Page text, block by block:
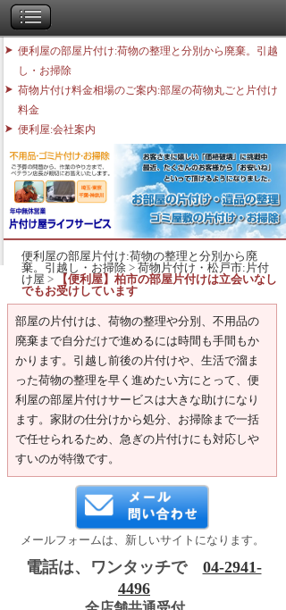
便利屋の部屋片付け:荷物の整理と分別から廃棄。引越
し・お掃除
荷物片付け料金相場のご案内:部屋の荷物丸ごと片付け
料金
便利屋:会社案内
便利屋の部屋片付け:荷物の整理と分別から廃
棄。引越し・お掃除 > 荷物片付け・松戸市:片付
け屋 >
【便利屋】柏市の部屋片付けは立会いなし
でもお受けしています
部屋の片付けは、荷物の整理や分別、不用品の
廃棄まで自分だけで進めるには時間も手間もか
かります。引越し前後の片付けや、生活で溜ま
った荷物の整理を早く進めたい方にとって、便
利屋の部屋片付けサービスは大きな助けになり
ます。家財の仕分けから処分、お掃除まで一括
で任せられるため、急ぎの片付けにも対応しや
すいのが特徴です。
メールフォームは、新しいサイトになります。
電話は、ワンタッチで 04-2941-
4496